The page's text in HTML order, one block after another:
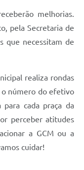
melhorias.
pela Secretaria de
que necessitam de
realiza rondas
o número do efetivo
cada praça da
perceber atitudes
a GCM ou a
cuidar!